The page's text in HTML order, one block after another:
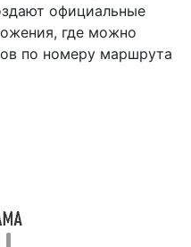
официальные
где можно
по номеру маршрута